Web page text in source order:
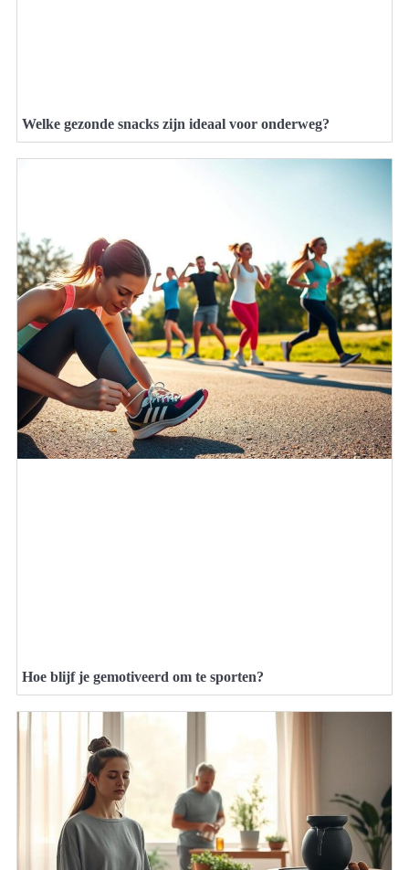
Welke gezonde snacks zijn ideaal voor onderweg?
Hoe blijf je gemotiveerd om te sporten?